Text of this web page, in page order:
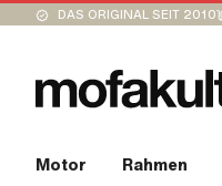
DAS ORIGINAL SEIT 2010
Motor Rahmen